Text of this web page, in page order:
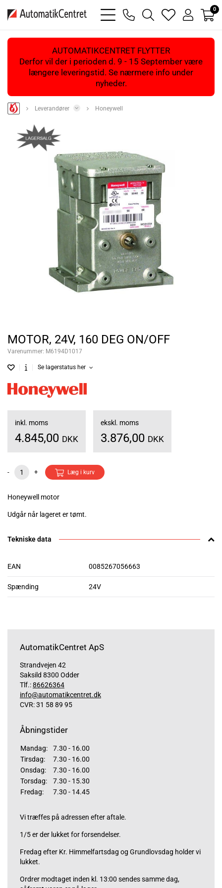
bars
light
phone
magnifying
glass
heart
light
user
light
0
AUTOMATIKCENTRET FLYTTER
Derfor vil der i perioden d. 9 - 15 September være
længere leveringstid. Se nærmere info under
nyheder.
Leverandører Honeywell
MOTOR, 24V, 160 DEG ON/OFF
Varenummer: M6194D1017
Se lagerstatus her
inkl. moms
4.845,00 DKK
ekskl. moms
3.876,00 DKK
- + Læg i kurv
Honeywell motor
Udgår når lageret er tømt.
Tekniske data
EAN 0085267056663
Spænding 24V
AutomatikCentret ApS
Strandvejen 42
Saksild 8300 Odder
Tlf.:86626364
info@automatikcentret.dk
CVR: 31 58 89 95
Åbningstider
Mandag:
7.30 - 16.00
Tirsdag:
7.30 - 16.00
Onsdag:
7.30 - 16.00
Torsdag:
7.30 - 15.30
Fredag:
7.30 - 14.45
Vi træffes på adressen efter aftale.
1/5 er der lukket for forsendelser.
Fredag efter Kr. Himmelfartsdag og Grundlovsdag holder vi
lukket.
Ordrer modtaget inden kl. 13:00 sendes samme dag,